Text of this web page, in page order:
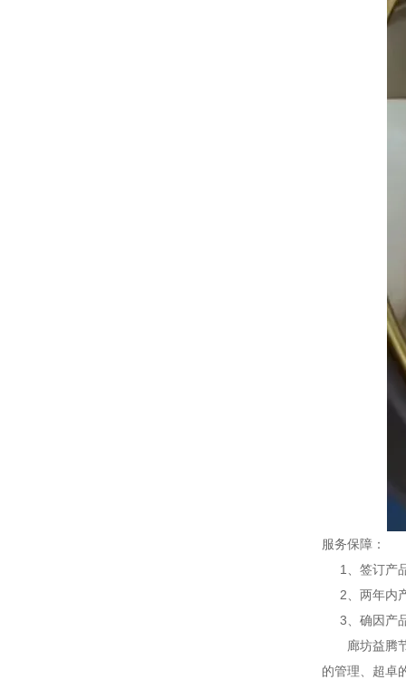
服务保障：
1、签订产
2、两年内产
3、确因产品
廊坊益腾节
的管理、超卓